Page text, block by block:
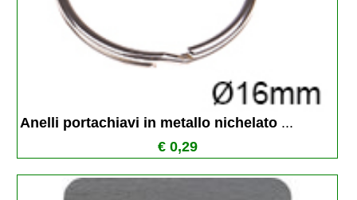
Anelli portachiavi in metallo nichelato ...
€ 0,29